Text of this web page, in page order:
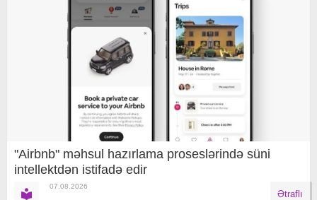
"Airbnb" məhsul hazırlama proseslərində süni
intellektdən istifadə edir
07.08.2026
Ətraflı